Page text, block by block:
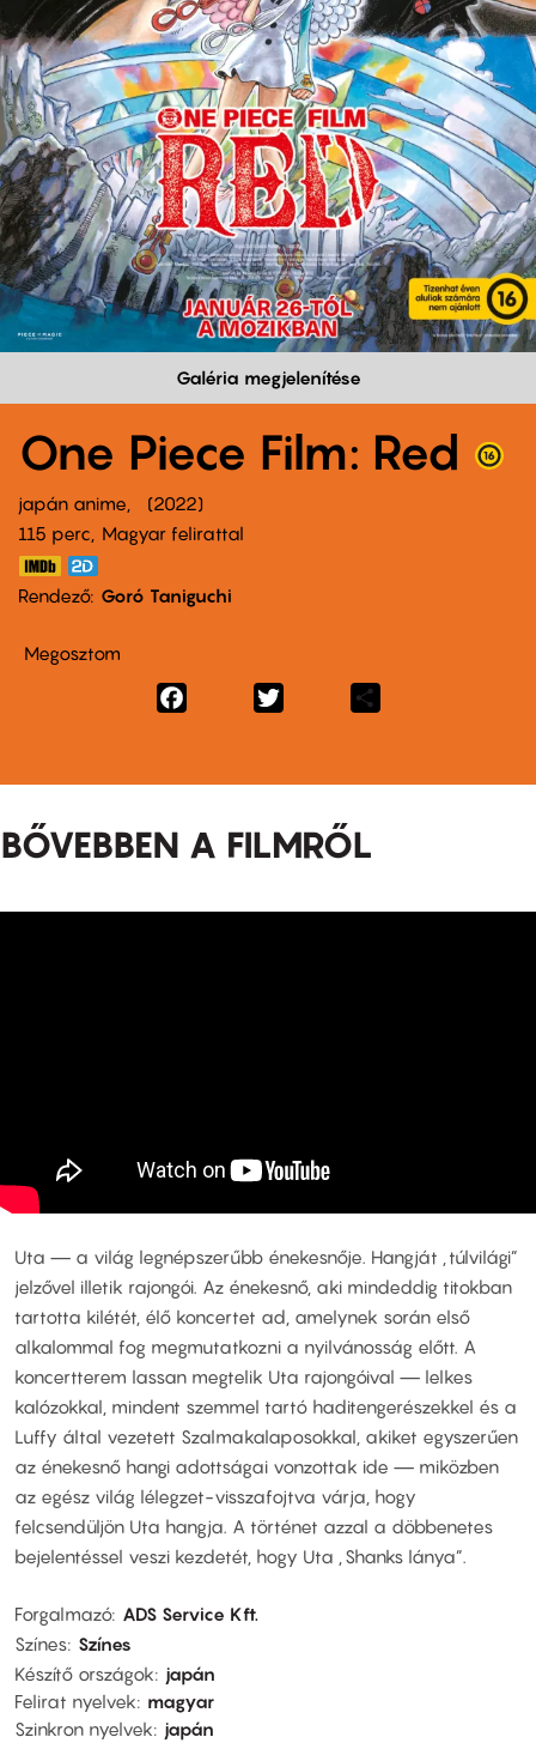
Galéria megjelenítése
One Piece Film: Red
japán anime
2022
115 perc,
Magyar felirattal
Rendező Goró Taniguchi
Megosztom
Facebook
BŐVEBBEN A FILMRŐL
Uta — a világ legnépszerűbb énekesnője. Hangját „túlvilági”
jelzővel illetik rajongói. Az énekesnő, aki mindeddig titokban
tartotta kilétét, élő koncertet ad, amelynek során első
alkalommal fog megmutatkozni a nyilvánosság előtt. A
koncertterem lassan megtelik Uta rajongóival — lelkes
kalózokkal, mindent szemmel tartó haditengerészekkel és a
Luffy által vezetett Szalmakalaposokkal, akiket egyszerűen
az énekesnő hangi adottságai vonzottak ide — miközben
az egész világ lélegzet-visszafojtva várja, hogy
felcsendüljön Uta hangja. A történet azzal a döbbenetes
bejelentéssel veszi kezdetét, hogy Uta „Shanks lánya”.
Forgalmazó ADS Service Kft.
Színes Színes
Készítő országok
japán
Felirat nyelvek
magyar
Szinkron nyelvek
japán